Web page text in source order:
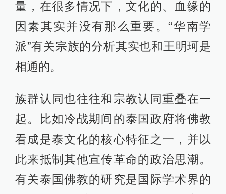
量，在很多情况下，文化的、血缘的
因素其实并没有那么重要。“华南学
派”有关宗族的分析其实也和王明珂是
相通的。
族群认同也往往和宗教认同重叠在一
起。比如冷战期间的泰国政府将佛教
看成是泰文化的核心特征之一，并以
此来抵制其他宣传革命的政治思潮。
有关泰国佛教的研究是国际学术界的